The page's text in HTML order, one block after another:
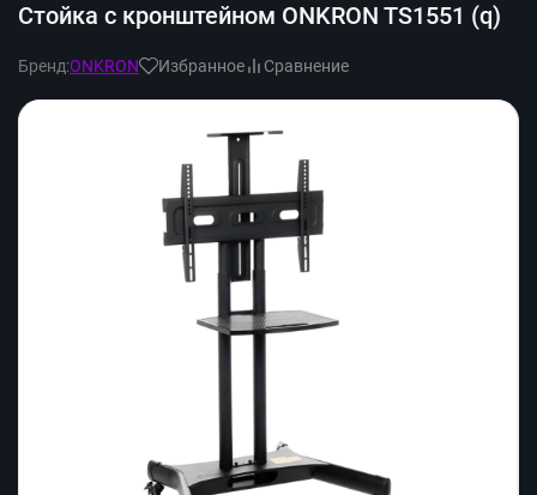
Стойка с кронштейном ONKRON TS1551 (q)
Бренд:ONKRON Избранное Сравнение